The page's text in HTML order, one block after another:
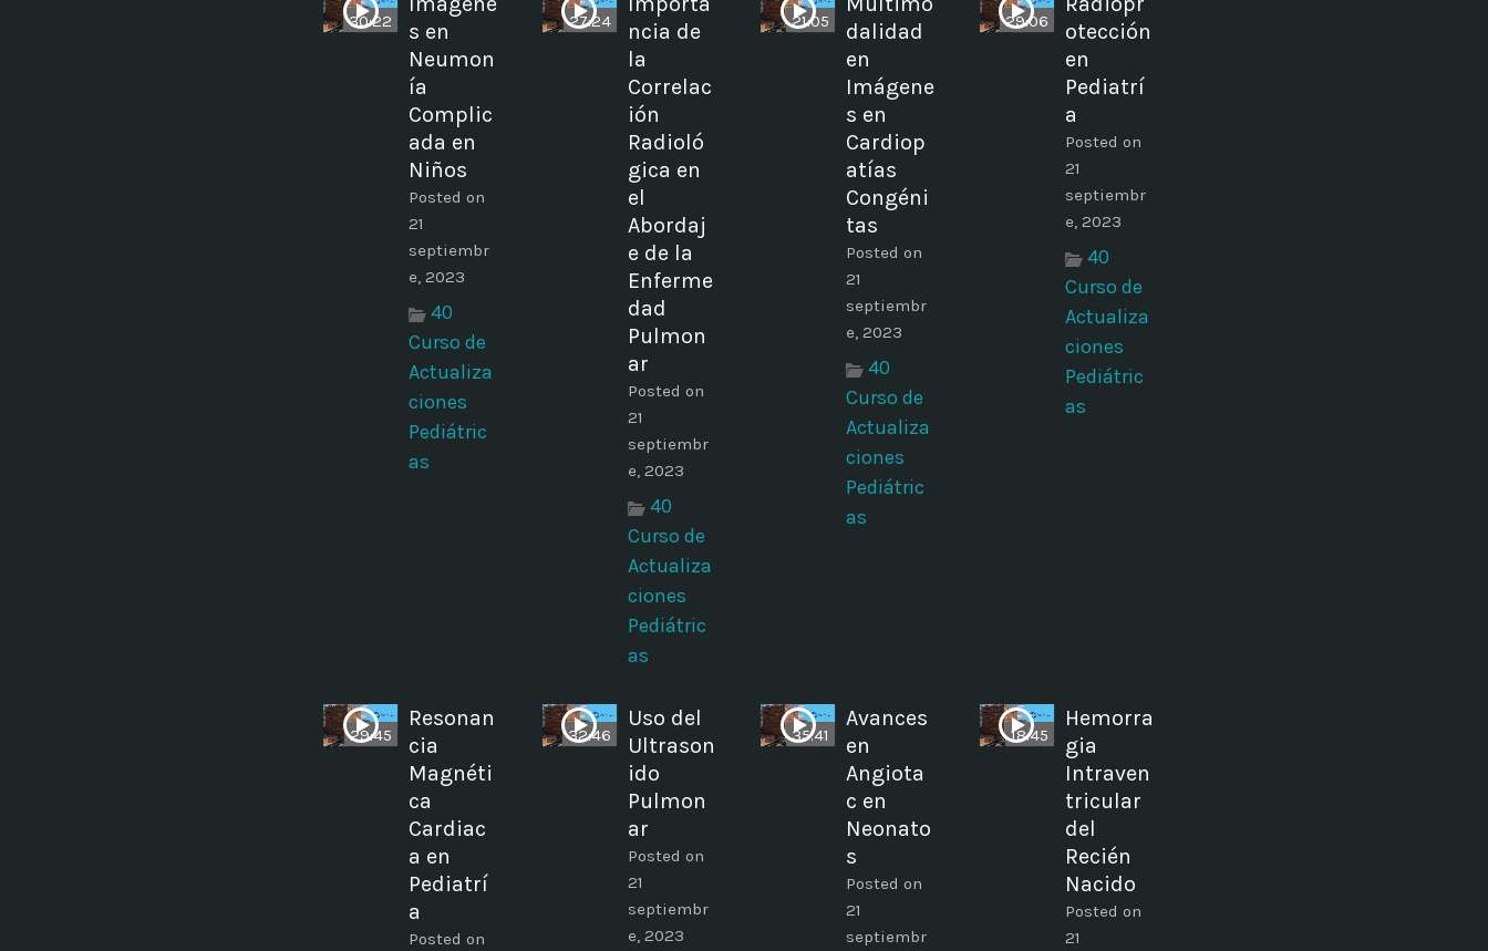
30:22
s en
Neumon
ía
Complic
ada en
Niños
Posted on
21
septiembr
e, 2023
40
Curso de
Actualiza
ciones
Pediátric
as
27:24
ncia de
la
Correlac
ión
Radioló
gica en
el
Abordaj
e de la
Enferme
dad
Pulmon
ar
Posted on
21
septiembr
e, 2023
40
Curso de
Actualiza
ciones
Pediátric
as
21:05
dalidad
en
Imágene
s en
Cardiop
atías
Congéni
tas
Posted on
21
septiembr
e, 2023
40
Curso de
Actualiza
ciones
Pediátric
as
29:06
otección
en
Pediatrí
a
Posted on
21
septiembr
e, 2023
40
Curso de
Actualiza
ciones
Pediátric
as
29:45
Resonan
cia
Magnéti
ca
Cardiac
a en
Pediatrí
a
Posted on
32:46
Uso del
Ultrason
ido
Pulmon
ar
Posted on
21
septiembr
e, 2023
35:41
Avances
en
Angiota
c en
Neonato
s
Posted on
21
septiembr
18:45
Hemorra
gia
Intraven
tricular
del
Recién
Nacido
Posted on
21